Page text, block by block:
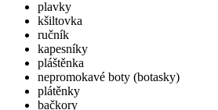
plavky
kšiltovka
ručník
kapesníky
pláštěnka
nepromokavé boty (botasky)
plátěnky
bačkory